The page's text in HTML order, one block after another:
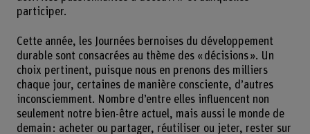
participer.
Cette année, les Journées bernoises du développement
durable sont consacrées au thème des « décisions ». Un
choix pertinent, puisque nous en prenons des milliers
chaque jour, certaines de manière consciente, d’autres
inconsciemment. Nombre d’entre elles influencent non
seulement notre bien-être actuel, mais aussi le monde de
demain : acheter ou partager, réutiliser ou jeter, rester sur